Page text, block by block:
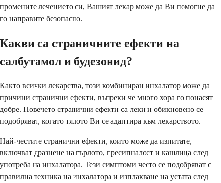
промените лечението си, Вашият лекар може да Ви помогне да
го направите безопасно.
Какви са страничните ефекти на
салбутамол и будезонид?
Както всички лекарства, този комбиниран инхалатор може да
причини странични ефекти, въпреки че много хора го понасят
добре. Повечето странични ефекти са леки и обикновено се
подобряват, когато тялото Ви се адаптира към лекарството.
Най-честите странични ефекти, които може да изпитате,
включват дразнене на гърлото, пресипналост и кашлица след
употреба на инхалатора. Тези симптоми често се подобряват с
правилна техника на инхалатора и изплакване на устата след